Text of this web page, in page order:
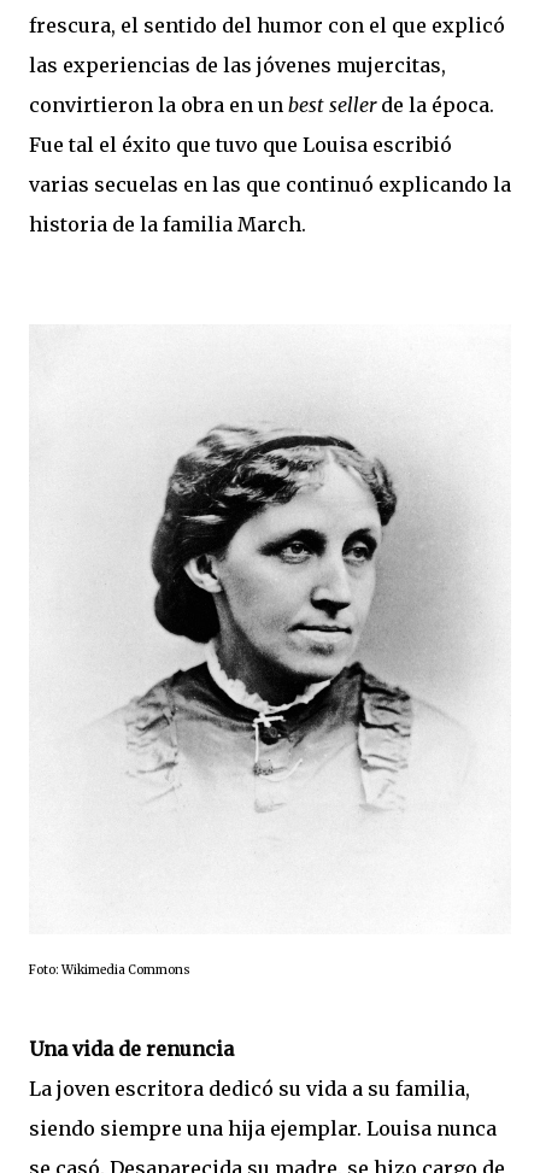
frescura, el sentido del humor con el que explicó
las experiencias de las jóvenes mujercitas,
convirtieron la obra en un best seller de la época.
Fue tal el éxito que tuvo que Louisa escribió
varias secuelas en las que continuó explicando la
historia de la familia March.
Foto: Wikimedia Commons
Una vida de renuncia
La joven escritora dedicó su vida a su familia,
siendo siempre una hija ejemplar. Louisa nunca